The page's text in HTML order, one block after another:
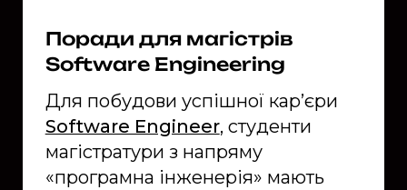
Поради для магістрів
Software Engineering
Для побудови успішної кар’єри
Software Engineer, студенти
магістратури з напряму
«програмна інженерія» мають